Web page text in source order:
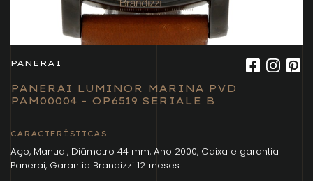
PANERAI
PANERAI LUMINOR MARINA PVD
PAM00004 - OP6519 SERIALE B
CARACTERÍSTICAS
Aço, Manual, Diâmetro 44 mm, Ano 2000, Caixa e garantia
Panerai, Garantia Brandizzi 12 meses